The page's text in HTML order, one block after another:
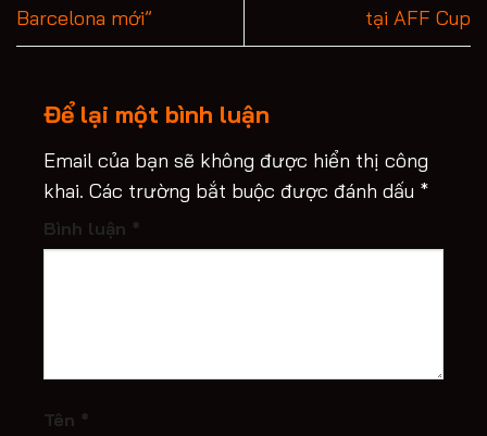
Barcelona mới”
tại AFF Cup
Để lại một bình luận
Email của bạn sẽ không được hiển thị công
khai. Các trường bắt buộc được đánh dấu *
Bình luận *
Tên *